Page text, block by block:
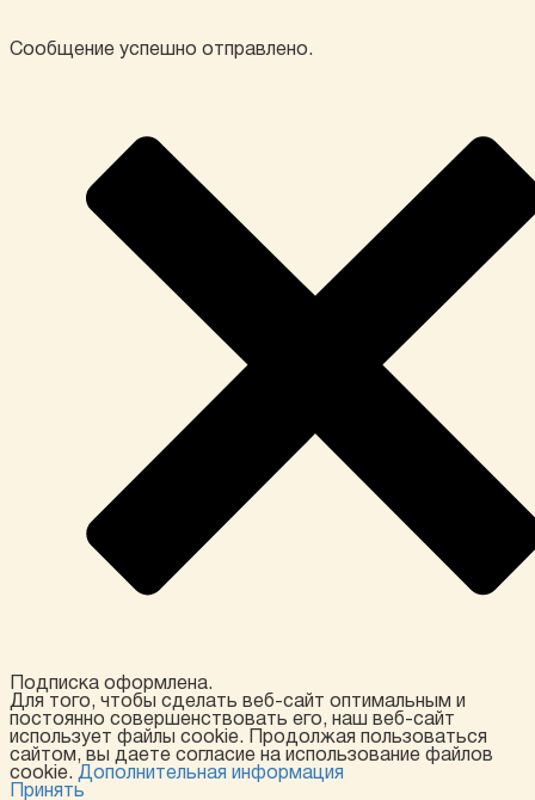
Сообщение успешно отправлено.
Подписка оформлена.
Для того, чтобы сделать веб-сайт оптимальным и
постоянно совершенствовать его, наш веб-сайт
использует файлы cookie. Продолжая пользоваться
сайтом, вы даете согласие на использование файлов
cookie. Дополнительная информация
Принять